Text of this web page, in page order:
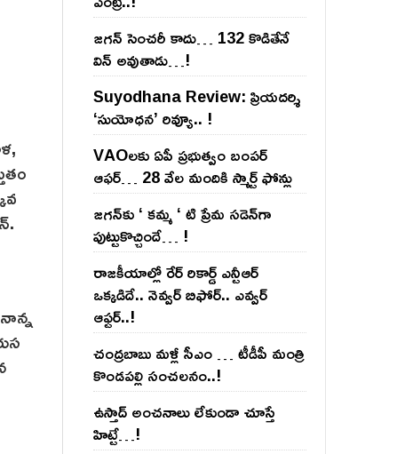
జ‌గ‌న్ సెంచ‌రీ కాదు… 132 కొడితేనే
విన్ అవుతాడు…!
Suyodhana Review: ప్రియదర్శి
‘సుయోధన’ రివ్యూ.. !
VAOల‌కు ఏపీ ప్ర‌భుత్వం బంప‌ర్
ఆఫ‌ర్‌… 28 వేల మందికి స్మార్ట్ ఫోన్లు
జ‌గ‌న్‌కు ‘ క‌మ్మ ‘ టి ప్రేమ స‌డెన్‌గా
పుట్టుకొచ్చిందే… !
రాజ‌కీయాల్లో రేర్ రికార్డ్ ఎన్టీఆర్
ఒక్క‌డిదే.. నెవ్వ‌ర్ బిఫోర్‌.. ఎవ్వ‌ర్
ఆఫ్ట‌ర్‌..!
చంద్ర‌బాబు మ‌ళ్లీ సీఎం … టీడీపీ మంత్రి
కొండ‌ప‌ల్లి సంచ‌ల‌నం..!
ఉస్తాద్ అంచ‌నాలు లేకుండా చూస్తే
హిట్టే…!